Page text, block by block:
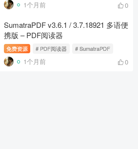
1个月前 0
SumatraPDF v3.6.1 / 3.7.18921 多语便
携版 – PDF阅读器
免费资源 # PDF阅读器 # SumatraPDF
1个月前 0